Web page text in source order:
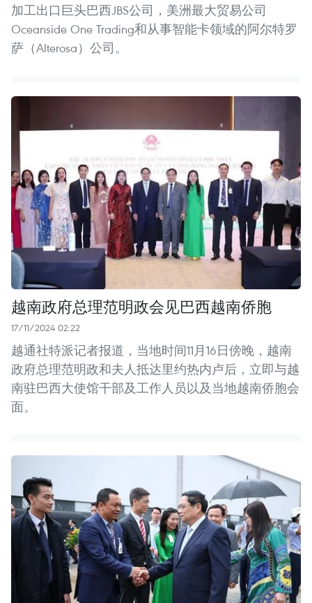
加工出口巨头巴西JBS公司，美洲最大贸易公司
Oceanside One Trading和从事智能卡领域的阿尔特罗
萨（Alterosa）公司。
越南政府总理范明政会见巴西越南侨胞
17/11/2024 02:22
越通社特派记者报道，当地时间11月16日傍晚，越南
政府总理范明政和夫人抵达里约热内卢后，立即与越
南驻巴西大使馆干部及工作人员以及当地越南侨胞会
面。